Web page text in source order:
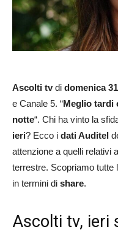
Ascolti tvdi domenica
e Canale 5. “Meglio tardi
notte“. Chi ha vinto la
ieri? Ecco i dati Auditel
attenzione a quelli relativi
terrestre. Scopriamo tutte
in termini di share.
Ascolti tv, ieri